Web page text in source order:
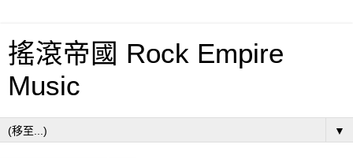
搖滾帝國 Rock Empire
Music
▼